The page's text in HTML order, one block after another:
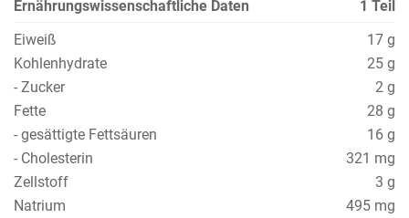
Ernährungswissenschaftliche Daten
1 Teil
Eiweiß
17 g
Kohlenhydrate
25 g
- Zucker
2 g
Fette
28 g
- gesättigte Fettsäuren
16 g
- Cholesterin
321 mg
Zellstoff
3 g
Natrium
495 mg